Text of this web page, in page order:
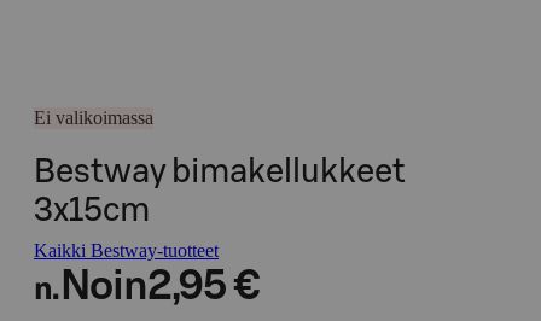
Ei valikoimassa
Bestway bimakellukkeet
3x15cm
Kaikki Bestway-tuotteet
n. Noin2,95 €